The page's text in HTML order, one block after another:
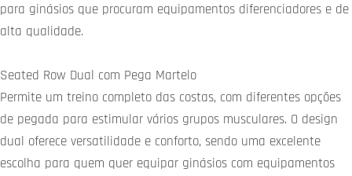
para ginásios que procuram equipamentos diferenciadores e de
alta qualidade.
Seated Row Dual com Pega Martelo
Permite um treino completo das costas, com diferentes opções
de pegada para estimular vários grupos musculares. O design
dual oferece versatilidade e conforto, sendo uma excelente
escolha para quem quer equipar ginásios com equipamentos